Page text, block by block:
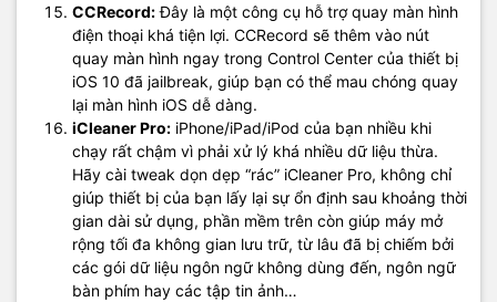
CCRecord:Đây là một công cụ hỗ trợ quay màn hình
điện thoại khá tiện lợi. CCRecord sẽ thêm vào nút
quay màn hình ngay trong Control Center của thiết bị
iOS 10 đã jailbreak, giúp bạn có thể mau chóng quay
lại màn hình iOS dễ dàng.
iCleaner Pro: iPhone/iPad/iPod của bạn nhiều khi
chạy rất chậm vì phải xử lý khá nhiều dữ liệu thừa.
Hãy cài tweak dọn dẹp “rác” iCleaner Pro, không chỉ
giúp thiết bị của bạn lấy lại sự ổn định sau khoảng thời
gian dài sử dụng, phần mềm trên còn giúp máy mở
rộng tối đa không gian lưu trữ, từ lâu đã bị chiếm bởi
các gói dữ liệu ngôn ngữ không dùng đến, ngôn ngữ
bàn phím hay các tập tin ảnh…